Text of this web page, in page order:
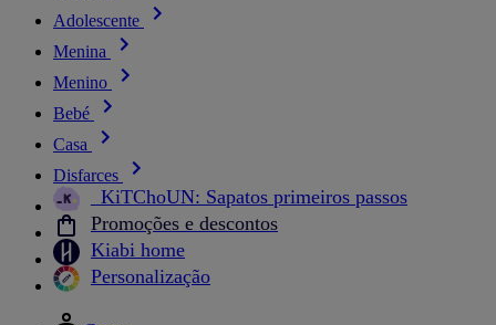
Adolescente
Menina
Menino
Bebé
Casa
Disfarces
_KiTChoUN: Sapatos primeiros passos
Promoções e descontos
Kiabi home
Personalização